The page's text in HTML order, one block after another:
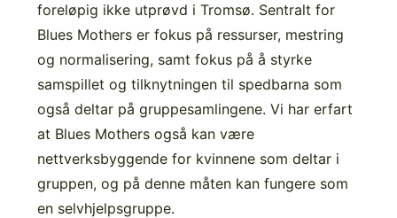
foreløpig ikke utprøvd i Tromsø. Sentralt for
Blues Mothers er fokus på ressurser, mestring
og normalisering, samt fokus på å styrke
samspillet og tilknytningen til spedbarna som
også deltar på gruppesamlingene. Vi har erfart
at Blues Mothers også kan være
nettverksbyggende for kvinnene som deltar i
gruppen, og på denne måten kan fungere som
en selvhjelpsgruppe.